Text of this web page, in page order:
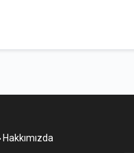
Hakkımızda